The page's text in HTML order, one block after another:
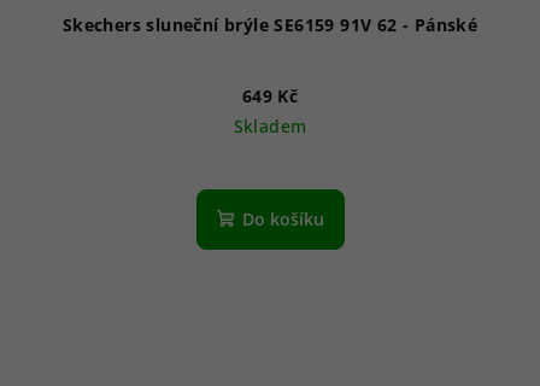
Skechers sluneční brýle SE6159 91V 62 - Pánské
649 Kč
Skladem
Do košíku